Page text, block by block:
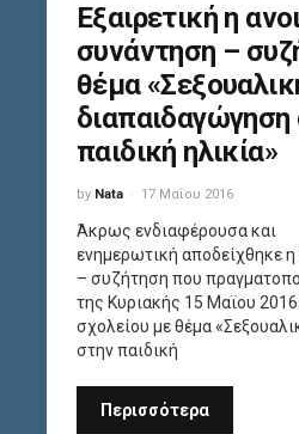
Εξαιρετική η
συνάντηση –
θέμα
διαπαιδαγώγηση
παιδική ηλικία»
by Nata 17 Μαΐου 2016
Άκρως ενδιαφέρουσα και
ενημερωτική αποδείχθηκε
– συζήτηση που
της Κυριακής 15 Μαϊου
σχολείου με θέμα
στην παιδική
Περισσότερα